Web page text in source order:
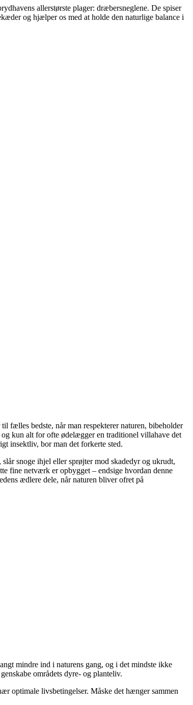
allerstørste plager: dræbersneglene. De spiser
og hjælper os med at holde den naturlige balance i
fælles bedste, når man respekterer naturen, bibeholder
kun alt for ofte ødelægger en traditionel villahave det
insektliv, bor man det forkerte sted.
snoge ihjel eller sprøjter mod skadedyr og ukrudt,
fine netværk er opbygget – endsige hvordan denne
ædlere dele, når naturen bliver ofret på
mindre ind i naturens gang, og i det mindste ikke
områdets dyre- og planteliv.
optimale livsbetingelser. Måske det hænger sammen